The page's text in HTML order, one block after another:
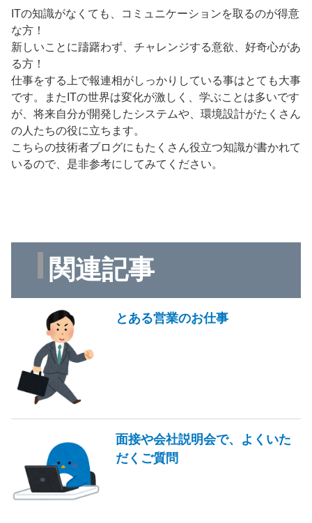
ITの知識がなくても、コミュニケーションを取るのが得意
な方！
新しいことに躊躇わず、チャレンジする意欲、好奇心があ
る方！
仕事をする上で報連相がしっかりしている事はとても大事
です。またITの世界は変化が激しく、学ぶことは多いです
が、将来自分が開発したシステムや、環境設計がたくさん
の人たちの役に立ちます。
こちらの技術者ブログにもたくさん役立つ知識が書かれて
いるので、是非参考にしてみてください。
関連記事
とある営業のお仕事
面接や会社説明会で、よくいた
だくご質問